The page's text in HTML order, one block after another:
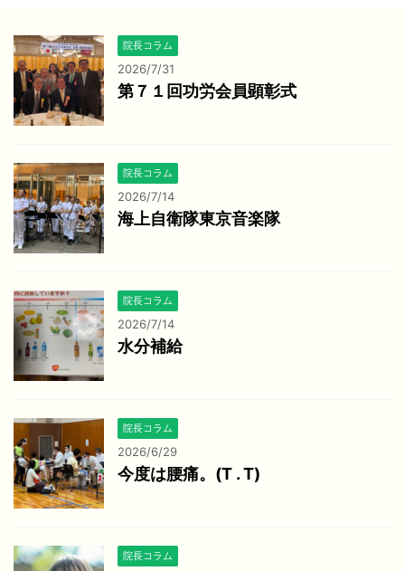
院長コラム
2026/7/31
第７１回功労会員顕彰式
院長コラム
2026/7/14
海上自衛隊東京音楽隊
院長コラム
2026/7/14
水分補給
院長コラム
2026/6/29
今度は腰痛。(T . T)
院長コラム